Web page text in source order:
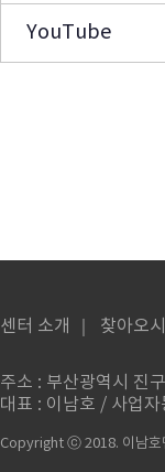
YouTube
센터 소개 찾아오
주소 : 부산광역시 진
대표 : 이남호 / 사업
Copyright ⓒ 2018. 이남호